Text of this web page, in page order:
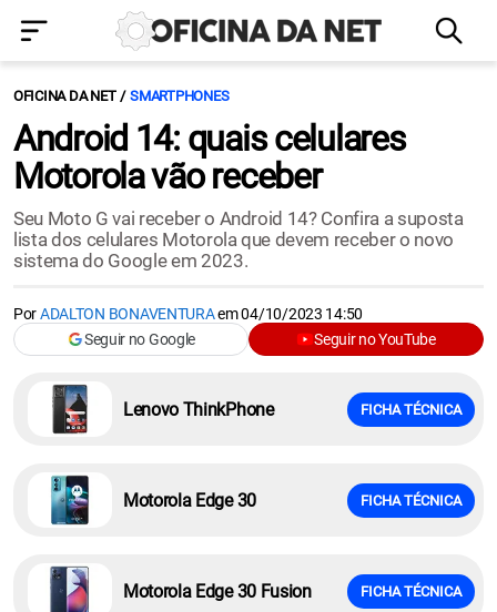
OFICINA DA NET SMARTPHONES
Android 14: quais celulares
Motorola vão receber
Seu Moto G vai receber o Android 14? Confira a suposta
lista dos celulares Motorola que devem receber o novo
sistema do Google em 2023.
PorADALTON BONAVENTURAem04/10/2023 14:50
Seguir no Google
Seguir no YouTube
Lenovo ThinkPhone FICHA TÉCNICA
Motorola Edge 30 FICHA TÉCNICA
Motorola Edge 30 Fusion FICHA TÉCNICA